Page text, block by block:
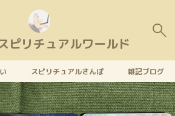
ピリチュアルワールド
スピリチュアルさんぽ 雑記ブログ